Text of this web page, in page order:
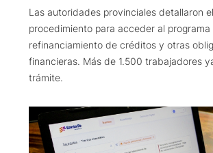
Las autoridades provinciales detallaron el
procedimiento para acceder al
refinanciamiento de créditos y otras
financieras. Más de 1.500 trabajadores
trámite.